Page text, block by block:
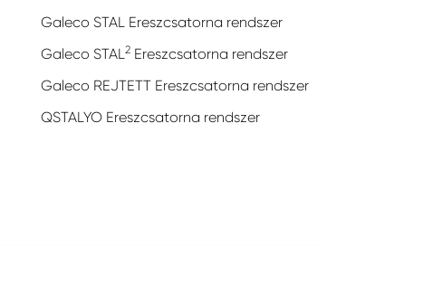
Galeco STAL Ereszcsatorna rendszer
Galeco STAL2Ereszcsatorna rendszer
Galeco REJTETT Ereszcsatorna rendszer
QSTALYO Ereszcsatorna rendszer